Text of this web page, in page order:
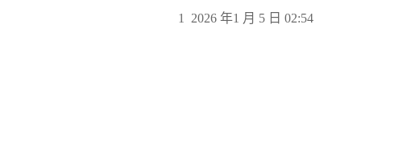
2026 年1 月 5 日 02:54
1